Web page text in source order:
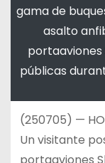
gama de
asalto
portaaviones
públicas
(250705) —
Un visitante
portaaviones